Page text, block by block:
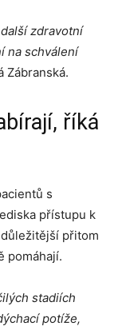
zdravotní
na schválení
Zábranská.
říká
s
přístupu k
přitom
pomáhají.
stadiích
potíže,